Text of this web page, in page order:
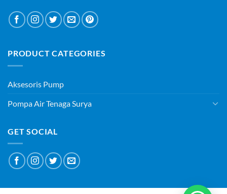
PRODUCT CATEGORIES
Aksesoris Pump
Pompa Air Tenaga Surya
GET SOCIAL